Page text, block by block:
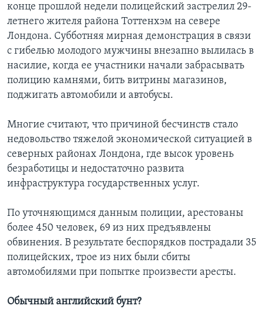
конце прошлой недели полицейский застрелил 29-
летнего жителя района Тоттенхэм на севере
Лондона. Субботняя мирная демонстрация в связи
с гибелью молодого мужчины внезапно вылилась в
насилие, когда ее участники начали забрасывать
полицию камнями, бить витрины магазинов,
поджигать автомобили и автобусы.
Многие считают, что причиной бесчинств стало
недовольство тяжелой экономической ситуацией в
северных районах Лондона, где высок уровень
безработицы и недостаточно развита
инфраструктура государственных услуг.
По уточняющимся данным полиции, арестованы
более 450 человек, 69 из них предъявлены
обвинения. В результате беспорядков пострадали 35
полицейских, трое из них были сбиты
автомобилями при попытке произвести аресты.
Обычный английский бунт?